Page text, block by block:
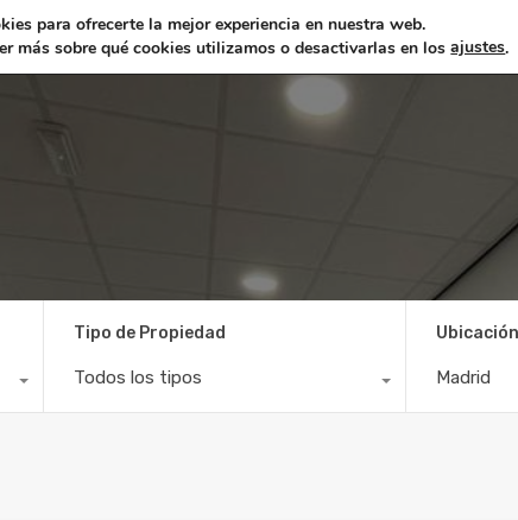
Tipo de Propiedad
Todos los tipos
Ubicación
Madrid
para ofrecerte la mejor experiencia en nuestra web.
más sobre qué cookies utilizamos o desactivarlas en losajustes.